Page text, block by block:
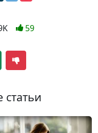
59
статьи